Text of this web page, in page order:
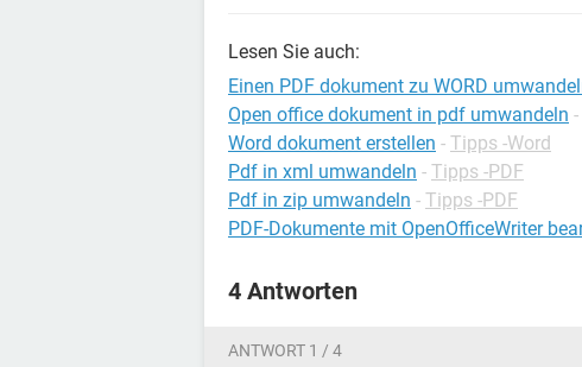
Lesen Sie auch:
Einen PDF dokument zu WORD
Open office dokument in pdf umwandeln -
Word dokument erstellen - Tipps -Word
Pdf in xml umwandeln - Tipps -PDF
Pdf in zip umwandeln - Tipps -PDF
PDF-Dokumente mit OpenOfficeWriter
4 Antworten
ANTWORT 1 / 4